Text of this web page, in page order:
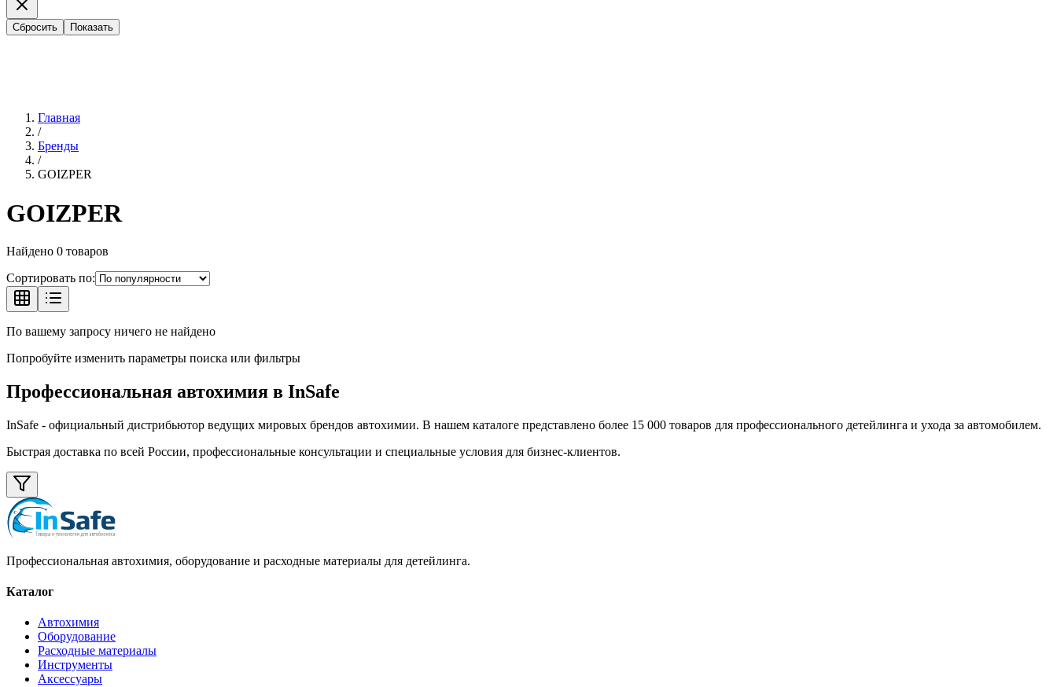
Сбросить Показать
Главная
/
Бренды
/
GOIZPER
GOIZPER
Найдено 0 товаров
Сортировать по:
По вашему запросу ничего не найдено
Попробуйте изменить параметры поиска или фильтры
Профессиональная автохимия в InSafe
InSafe - официальный дистрибьютор ведущих мировых брендов автохимии. В нашем каталоге представлено более 15 000 товаров для профессионального детейлинга и ухода за автомобилем.
Быстрая доставка по всей России, профессиональные консультации и специальные условия для бизнес-клиентов.
Профессиональная автохимия, оборудование и расходные материалы для детейлинга.
Каталог
Автохимия
Оборудование
Расходные материалы
Инструменты
Аксессуары